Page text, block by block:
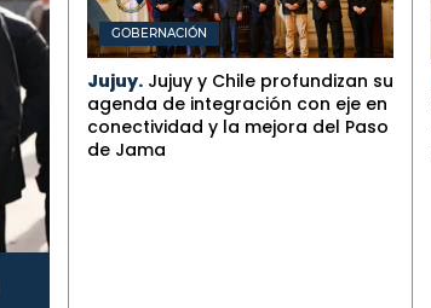
GOBERNACIÓN
Jujuy. Jujuy y Chile profundizan su
agenda de integración con eje en
conectividad y la mejora del Paso
de Jama